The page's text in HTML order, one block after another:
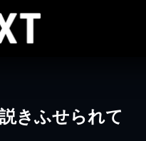
説きふせられて